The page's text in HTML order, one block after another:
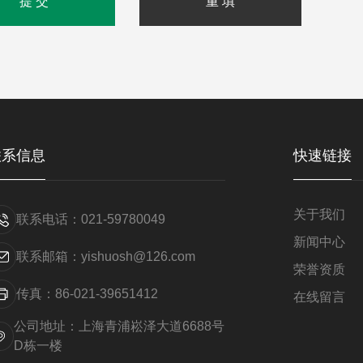
信息
联系电话：021-59780049
联系邮箱：yishuosh@126.com
传真：86-021-39651412
公司地址：上海青浦崧泽大道6688号
D栋一楼
快速链接
关于我们
新闻中心
荣誉资质
在线留言